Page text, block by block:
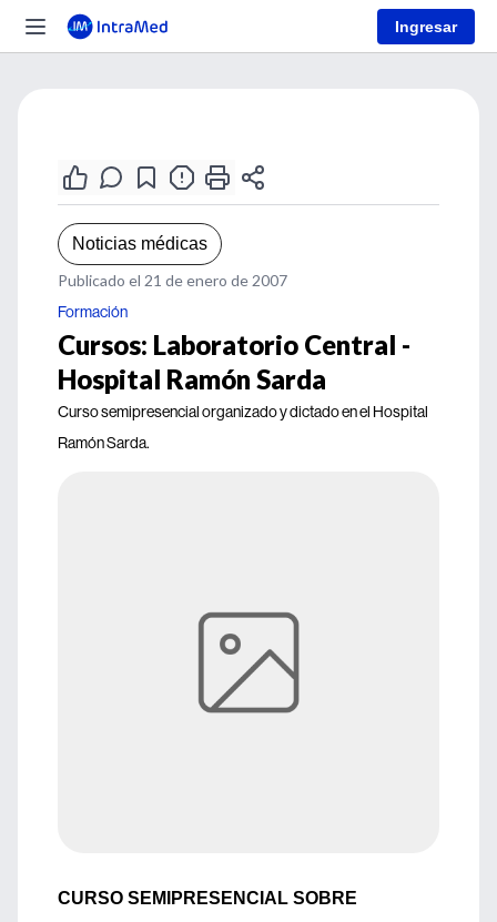
Ingresar
Noticias médicas
Publicado el 21 de enero de 2007
Formación
Cursos: Laboratorio Central -
Hospital Ramón Sarda
Curso semipresencial organizado y dictado en el Hospital
Ramón Sarda.
CURSO SEMIPRESENCIAL SOBRE